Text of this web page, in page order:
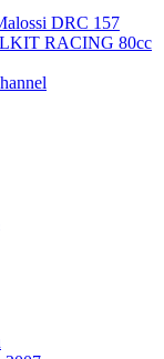
DRC 157
RACING 80cc